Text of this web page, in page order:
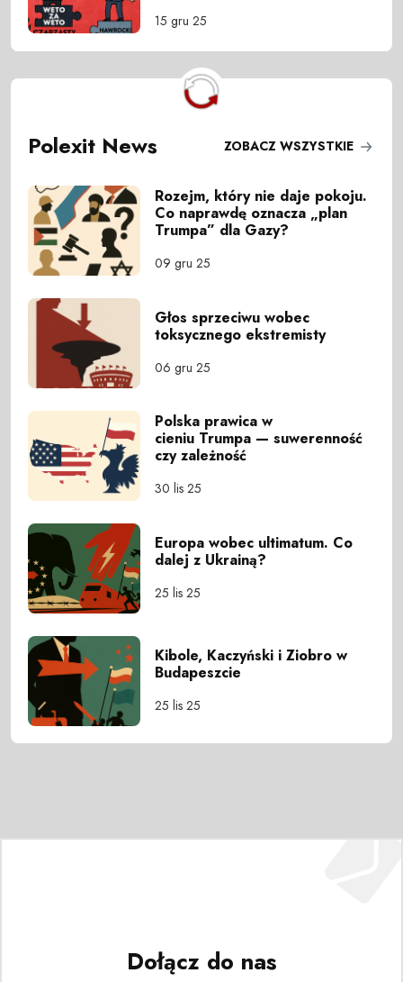
15 gru 25
Polexit News ZOBACZ WSZYSTKIE
Rozejm, który nie daje pokoju.
Co naprawdę oznacza „plan
Trumpa” dla Gazy?
09 gru 25
Głos sprzeciwu wobec
toksycznego ekstremisty
06 gru 25
Polska prawica w
cieniu Trumpa — suwerenność
czy zależność
30 lis 25
Europa wobec ultimatum. Co
dalej z Ukrainą?
25 lis 25
Kibole, Kaczyński i Ziobro w
Budapeszcie
25 lis 25
Dołącz do nas